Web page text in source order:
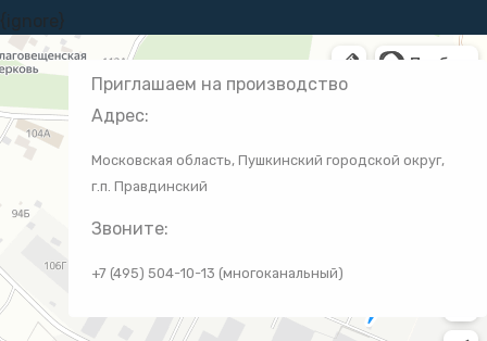
Приглашаем на производство
Адрес:
Московская область, Пушкинский городской округ,
г.п. Правдинский
Звоните:
+7 (495) 504-10-13 (многоканальный)
{ignore}